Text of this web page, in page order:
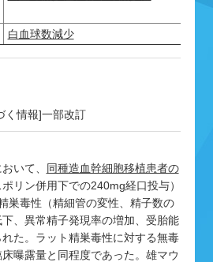
白血球数減少
く情報]一部改訂
いて、 同種造血幹細胞移植患者の
リン併用下での240mg経口投与）
巣毒性（精細管の変性、精子数の
、異常精子発現率の増加、受胎能
た。ラット精巣毒性に対する無毒
曝露量と同程度であった。雄マウ